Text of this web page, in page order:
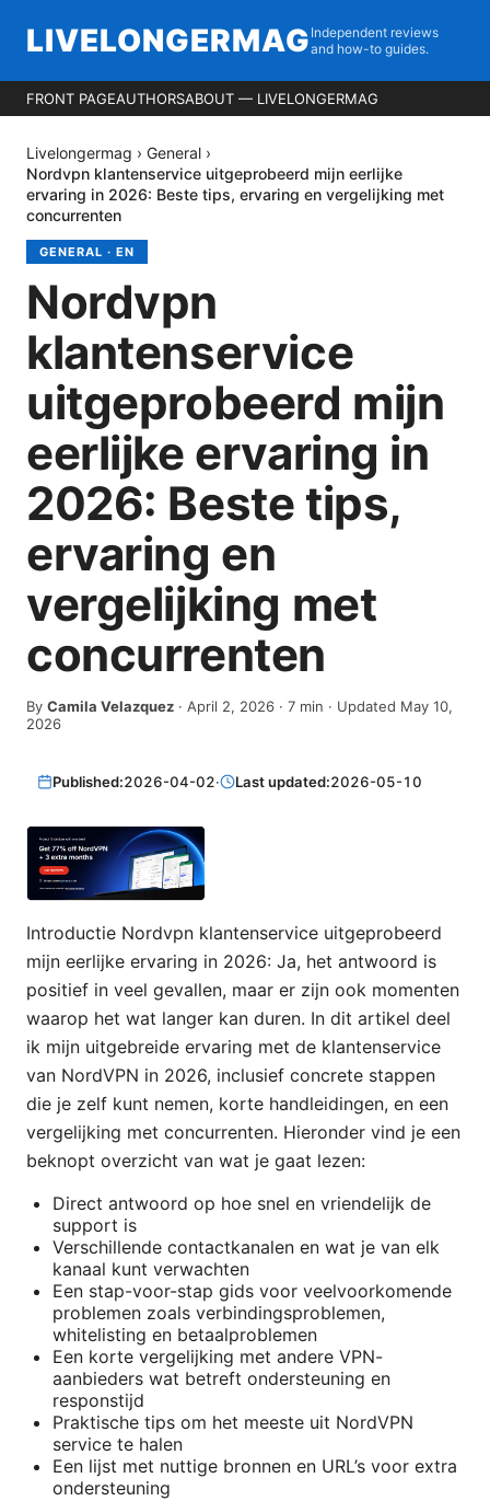
LIVELONGERMAG Independent reviews
and how-to guides.
FRONT PAGEAUTHORSABOUT — LIVELONGERMAG
Livelongermag › General ›
Nordvpn klantenservice uitgeprobeerd mijn eerlijke
ervaring in 2026: Beste tips, ervaring en vergelijking met
concurrenten
GENERAL · EN
Nordvpn
klantenservice
uitgeprobeerd mijn
eerlijke ervaring in
2026: Beste tips,
ervaring en
vergelijking met
concurrenten
By Camila Velazquez · April 2, 2026 · 7 min · Updated May 10,
2026
Published:2026-04-02· Last updated:2026-05-10
Introductie Nordvpn klantenservice uitgeprobeerd
mijn eerlijke ervaring in 2026: Ja, het antwoord is
positief in veel gevallen, maar er zijn ook momenten
waarop het wat langer kan duren. In dit artikel deel
ik mijn uitgebreide ervaring met de klantenservice
van NordVPN in 2026, inclusief concrete stappen
die je zelf kunt nemen, korte handleidingen, en een
vergelijking met concurrenten. Hieronder vind je een
beknopt overzicht van wat je gaat lezen:
Direct antwoord op hoe snel en vriendelijk de
support is
Verschillende contactkanalen en wat je van elk
kanaal kunt verwachten
Een stap-voor-stap gids voor veelvoorkomende
problemen zoals verbindingsproblemen,
whitelisting en betaalproblemen
Een korte vergelijking met andere VPN-
aanbieders wat betreft ondersteuning en
responstijd
Praktische tips om het meeste uit NordVPN
service te halen
Een lijst met nuttige bronnen en URL’s voor extra
ondersteuning